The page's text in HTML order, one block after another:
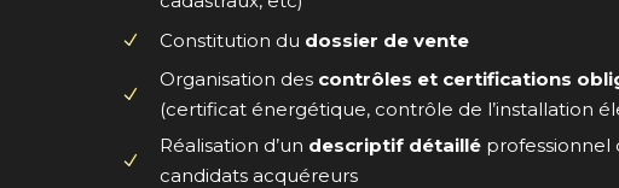
Constitution du dossier de vente
Organisation des contrôles et certifications
(certificat énergétique, contrôle de l’installation
Réalisation d’un descriptif détaillé professionnel
candidats acquéreurs